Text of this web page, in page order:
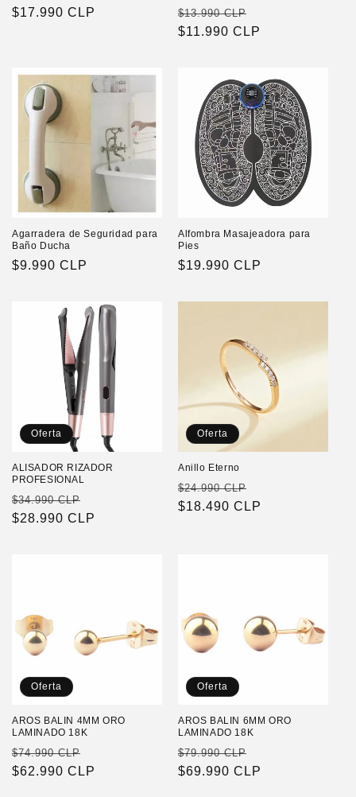
Precio
$17.990 CLP
Precio
habitual
$13.990 CLP
de
$11.990 CLP
Agarradera de Seguridad para
Baño Ducha
Precio
$9.990 CLP
Alfombra Masajeadora para
Pies
Precio
$19.990 CLP
Oferta
ALISADOR RIZADOR
PROFESIONAL
Precio
habitual
$34.990 CLP
de
$28.990 CLP
Oferta
Anillo Eterno
Precio
habitual
$24.990 CLP
de
$18.490 CLP
Oferta
AROS BALIN 4MM ORO
LAMINADO 18K
Precio
habitual
$74.990 CLP
de
$62.990 CLP
Oferta
AROS BALIN 6MM ORO
LAMINADO 18K
Precio
habitual
$79.990 CLP
de
$69.990 CLP